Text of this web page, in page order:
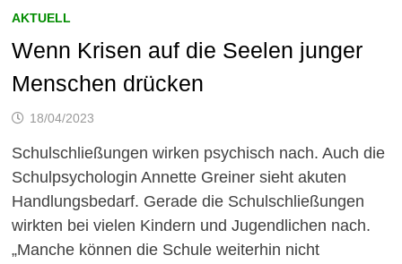
AKTUELL
Wenn Krisen auf die Seelen junger
Menschen drücken
18/04/2023
Schulschließungen wirken psychisch nach. Auch die
Schulpsychologin Annette Greiner sieht akuten
Handlungsbedarf. Gerade die Schulschließungen
wirkten bei vielen Kindern und Jugendlichen nach.
„Manche können die Schule weiterhin nicht